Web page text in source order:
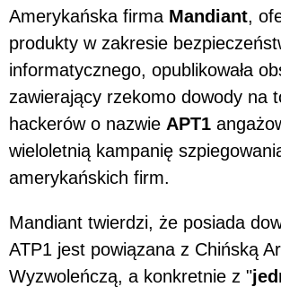
Amerykańska firma Mandiant,
produkty w zakresie
informatycznego, opublikowała
zawierający rzekomo dowody na
hackerów o nazwie APT1
wieloletnią kampanię
amerykańskich firm.
Mandiant twierdzi, że posiada
ATP1 jest powiązana z Chińską
Wyzwoleńczą, a konkretnie z "